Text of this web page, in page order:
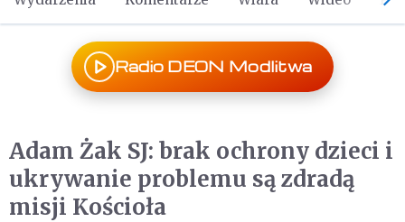
Radio DEON Modlitwa
Adam Żak SJ: brak ochrony dzieci i
ukrywanie problemu są zdradą
misji Kościoła